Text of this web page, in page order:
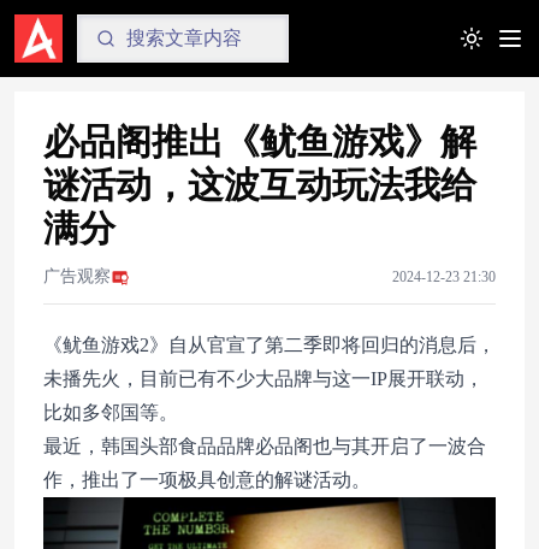
Toggle
必品阁推出《鱿鱼游戏》解
谜活动，这波互动玩法我给
满分
广告观察 2024-12-23 21:30
《鱿鱼游戏2》自从官宣了第二季即将回归的消息后，
未播先火，目前已有不少大品牌与这一IP展开联动，
比如多邻国等。
最近，韩国头部食品品牌必品阁也与其开启了一波合
作，推出了一项极具创意的解谜活动。